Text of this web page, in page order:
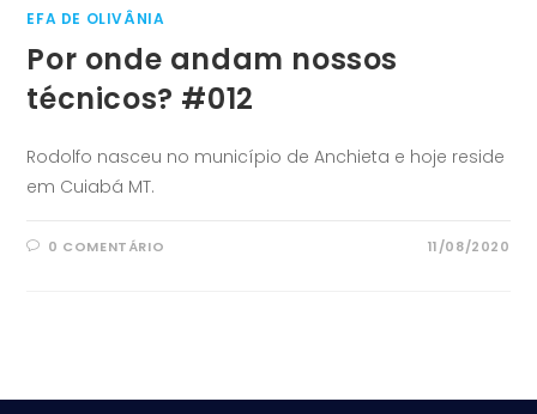
EFA DE OLIVÂNIA
Por onde andam nossos
técnicos? #012
Rodolfo nasceu no município de Anchieta e hoje reside
em Cuiabá MT.
0 COMENTÁRIO 11/08/2020